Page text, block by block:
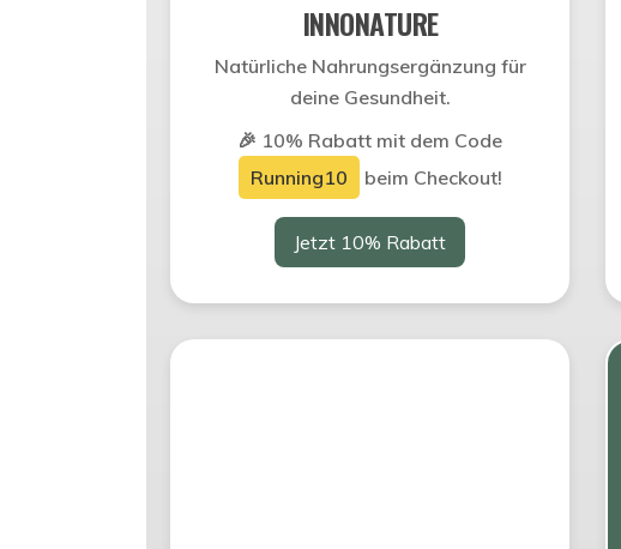
INNONATURE
Natürliche Nahrungsergänzung für
deine Gesundheit.
🎉 10% Rabatt mit dem Code
Running10
beim Checkout!
Jetzt 10% Rabatt